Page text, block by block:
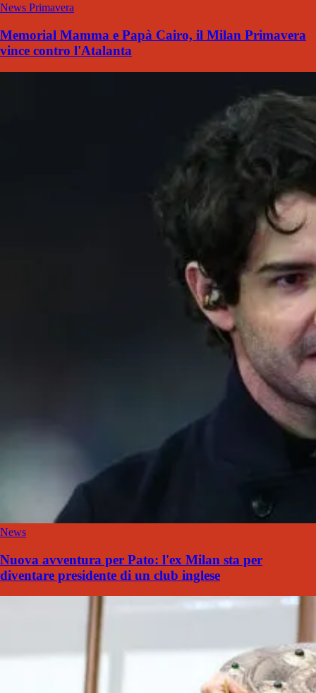
News Primavera
Memorial Mamma e Papà Cairo, il Milan Primavera
vince contro l'Atalanta
News
Nuova avventura per Pato: l'ex Milan sta per
diventare presidente di un club inglese